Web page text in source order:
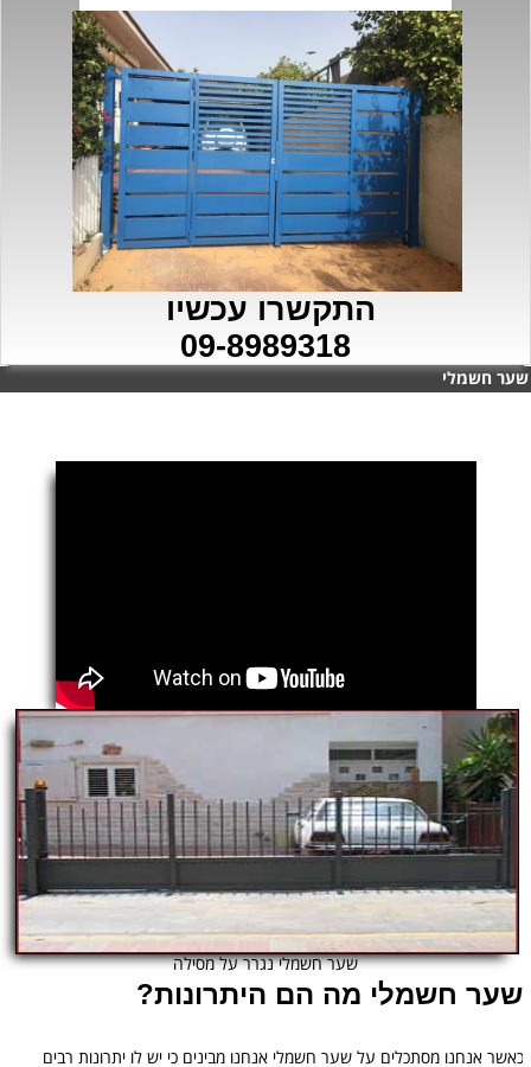
התקשרו עכשיו
09-8989318
שער חשמלי
כאשר אנחנו מסתכלים על שער חשמלי אנחנו מבינים כי יש לו יתרונות רבים
שער חשמלי נגרר על מסילה
שער חשמלי מה הם היתרונות?